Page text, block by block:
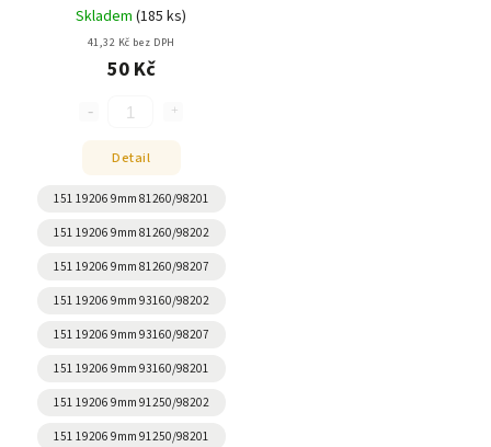
Skladem (185 ks)
41,32 Kč bez DPH
50 Kč
Detail
151 19206 9mm 81260/98201
151 19206 9mm 81260/98202
151 19206 9mm 81260/98207
151 19206 9mm 93160/98202
151 19206 9mm 93160/98207
151 19206 9mm 93160/98201
151 19206 9mm 91250/98202
151 19206 9mm 91250/98201